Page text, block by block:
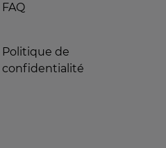
FAQ
Politique de
confidentialité